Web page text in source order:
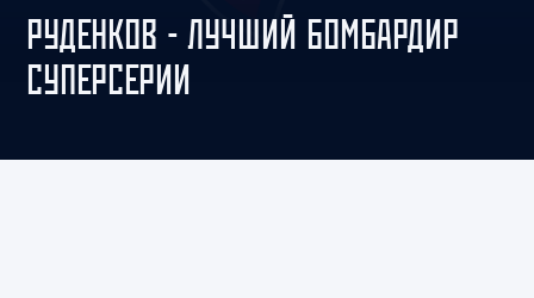
РУДЕНКОВ - ЛУЧШИЙ БОМБАРДИР
СУПЕРСЕРИИ